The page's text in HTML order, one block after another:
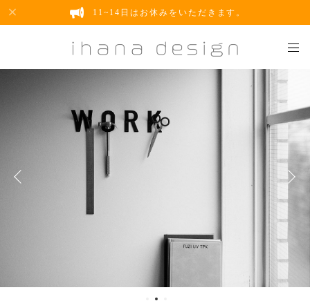
11~14日はお休みをいただきます。